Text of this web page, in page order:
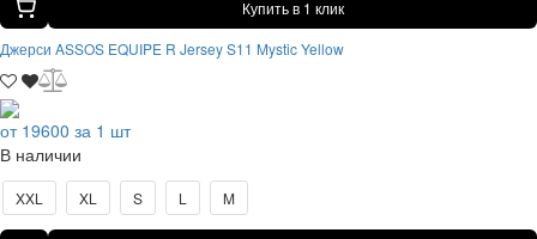
Купить в 1 клик
Джерси ASSOS EQUIPE R Jersey S11 Mystic Yellow
от 19600 за 1 шт
В наличии
XXL XL S L M